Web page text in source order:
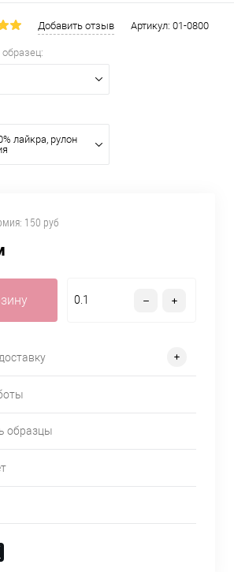
Добавить отзыв Артикул: 01-0800
лайкра, рулон
150 руб
образцы